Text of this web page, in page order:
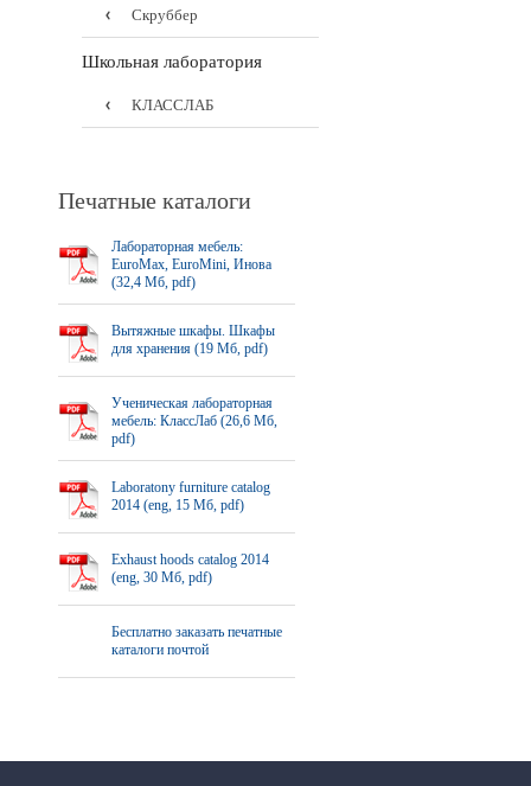
Скруббер
Школьная лаборатория
КЛАССЛАБ
Печатные каталоги
Лабораторная мебель:
EuroMax, EuroMini, Инова
(32,4 Мб, pdf)
Вытяжные шкафы. Шкафы
для хранения (19 Мб, pdf)
Ученическая лабораторная
мебель: КлассЛаб (26,6 Мб,
pdf)
Laboratony furniture catalog
2014 (eng, 15 Мб, pdf)
Exhaust hoods catalog 2014
(eng, 30 Мб, pdf)
Бесплатно заказать печатные
каталоги почтой